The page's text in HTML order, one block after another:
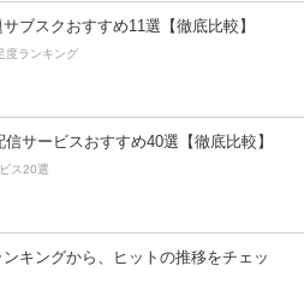
ブスクおすすめ11選【徹底比較】
度ランキング
サービスおすすめ40選【徹底比較】
ス20選
キングから、ヒットの推移をチェッ